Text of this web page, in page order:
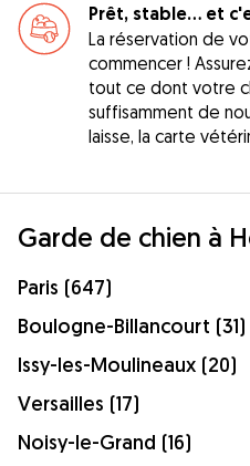
Prêt, stable... et
La réservation de
commencer !
tout ce dont votre
suffisamment de
laisse, la carte
Garde de chien à
Paris (647)
Boulogne-Billancourt (31)
Issy-les-Moulineaux (20)
Versailles (17)
Noisy-le-Grand (16)